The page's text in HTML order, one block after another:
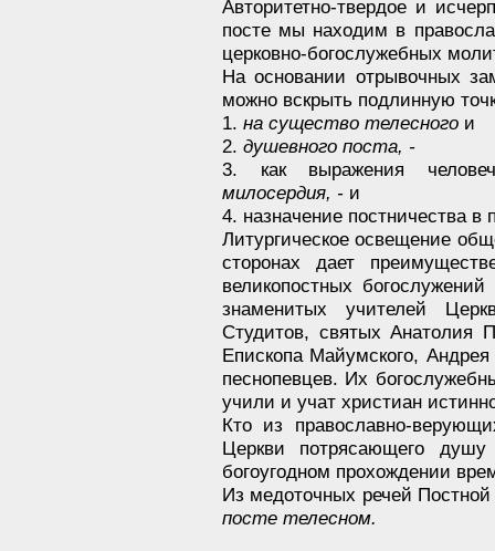
Авторитетно-твердое и
посте мы находим в
церковно-богослужебных
На основании отрывочных
можно вскрыть подлинную
1. на существо телесного и
2. душевного поста, -
3. как выражения
милосердия, - и
4. назначение постничества в
Литургическое освещение
сторонах дает
великопостных
знаменитых учителей
Студитов, святых Анатолия
Епископа Майумского,
песнопевцев. Их
учили и учат христиан
Кто из православно-
Церкви потрясающего
богоугодном прохождении
Из медоточных речей
посте телесном.